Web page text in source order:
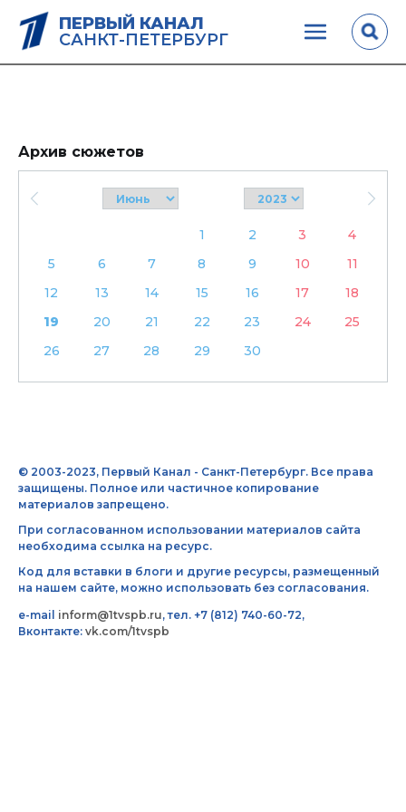
ПЕРВЫЙ КАНАЛ
САНКТ-ПЕТЕРБУРГ
Архив сюжетов
1 2 3
4
5
6 7 8 9 10
11
12
13 14 15 16 17
18
19
20 21 22 23 24
25
26
27 28 29 30
© 2003-2023, Первый Канал - Санкт-Петербург. Все права
защищены. Полное или частичное копирование
материалов запрещено.
При согласованном использовании материалов сайта
необходима ссылка на ресурс.
Код для вставки в блоги и другие ресурсы, размещенный
на нашем сайте, можно использовать без согласования.
e-mail inform@1tvspb.ru, тел. +7 (812) 740-60-72,
Вконтакте: vk.com/1tvspb